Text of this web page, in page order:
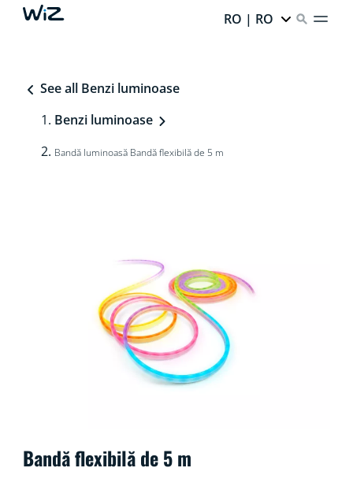
RO | RO
See all Benzi luminoase
Benzi luminoase
Bandă luminoasă Bandă flexibilă de 5 m
Bandă flexibilă de 5 m